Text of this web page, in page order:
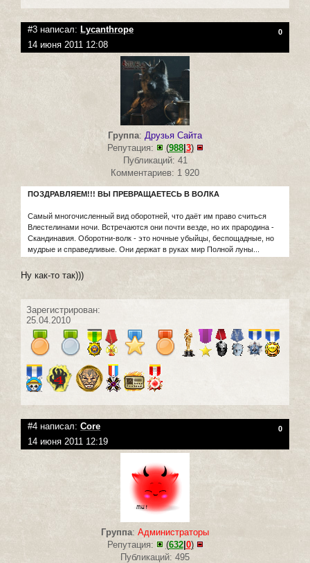
#3 написал: Lycanthrope 0
14 июня 2011 12:08
Группа: Друзья Сайта
Репутация:
(988|3)
Публикаций: 41
Комментариев: 1 920
ПОЗДРАВЛЯЕМ!!! ВЫ ПРЕВРАЩАЕТЕСЬ В ВОЛКА
Самый многочисленный вид оборотней, что даёт им право считься
Влестелинами ночи. Встречаются они почти везде, но их прародина -
Скандинавия. Оборотни-волк - это ночные убыйцы, беспощадные, но
мудрые и справедливые. Они держат в руках мир Полной луны...
Ну как-то так)))
Зарегистрирован:
25.04.2010
#4 написал: Core 0
14 июня 2011 12:19
Группа: Администраторы
Репутация:
(632|0)
Публикаций: 495